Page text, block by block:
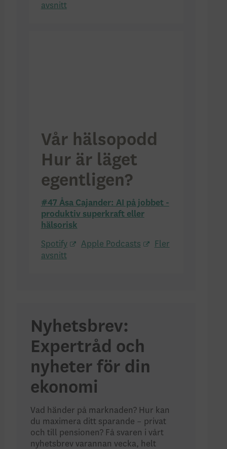
avsnitt
Vår hälsopodd
Hur är läget
egentligen?
#47 Åsa Cajander: AI på jobbet -
produktiv superkraft eller
hälsorisk
Spotify Apple Podcasts
Fler
avsnitt
Nyhetsbrev:
Expertråd och
nyheter för din
ekonomi
Vad händer på marknaden? Hur kan
du maximera ditt sparande – privat
och till pensionen? Få svaren i vårt
nyhetsbrev varannan vecka, helt